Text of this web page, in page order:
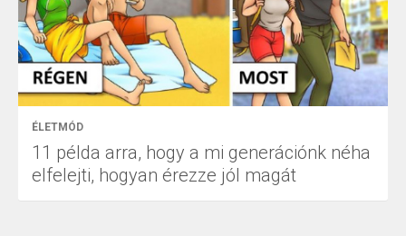
ÉLETMÓD
11 példa arra, hogy a mi generációnk néha
elfelejti, hogyan érezze jól magát